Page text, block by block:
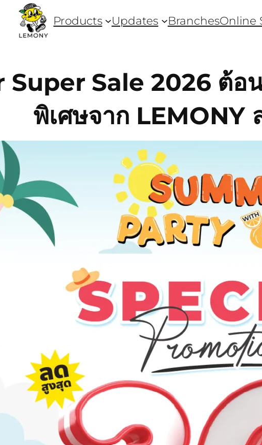
Products Updates BranchesOnline
Sale 2026 ต้อ
พิเศษจาก LEMONY